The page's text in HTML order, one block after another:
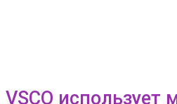
VSCO использует